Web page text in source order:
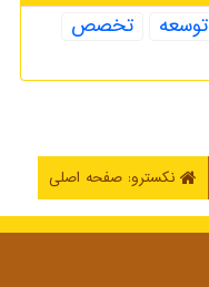
توسعه
تخصص
نکسترو: صفحه اصلی